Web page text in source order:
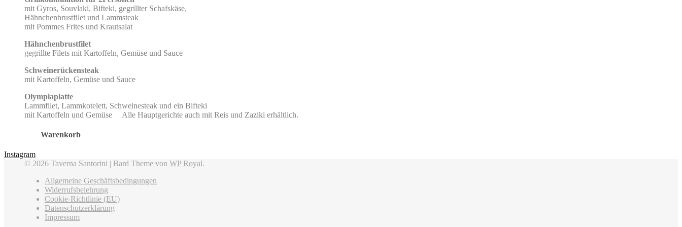
mit Gyros, Souvlaki, Bifteki, gegrillter Schafskäse,
Hähnchenbrustfilet und Lammsteak
mit Pommes Frites und Krautsalat
Hähnchenbrustfilet
gegrillte Filets mit Kartoffeln, Gemüse und Sauce
Schweinerückensteak
mit Kartoffeln, Gemüse und Sauce
Olympiaplatte
Lammfilet, Lammkotelett, Schweinesteak und ein Bifteki
mit Kartoffeln und Gemüse Alle Hauptgerichte auch mit Reis und Zaziki erhältlich.
Warenkorb
Instagram
© 2026 Taverna Santorini | Bard Theme von WP Royal.
Allgemeine Geschäftsbedingungen
Widerrufsbelehrung
Cookie-Richtlinie (EU)
Datenschutzerklärung
Impressum